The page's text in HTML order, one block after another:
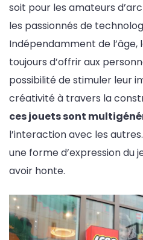
soit pour les amateurs
les passionnés de
Indépendamment de l’âge,
toujours d’offrir aux
possibilité de stimuler leur
créativité à travers la
ces jouets sont
l’interaction avec les
une forme d’expression du
avoir honte.